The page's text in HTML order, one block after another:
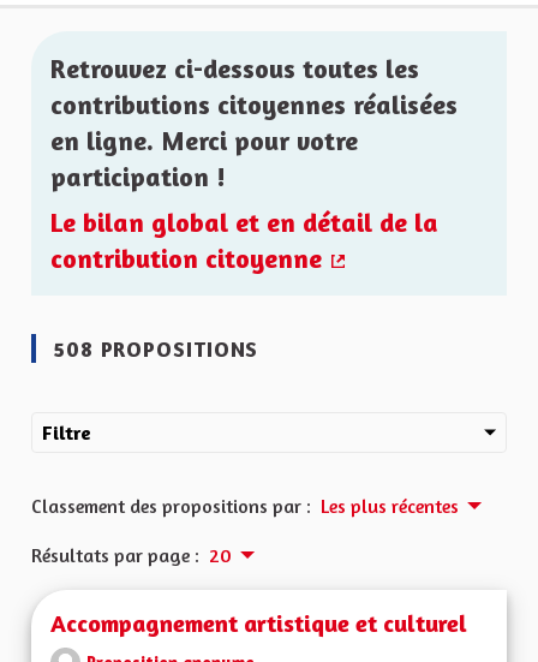
Retrouvez ci-dessous toutes les
contributions citoyennes réalisées
en ligne. Merci pour votre
participation !
Le bilan global et en détail de la
contribution citoyenne
508 PROPOSITIONS
Filtre
Classement des propositions par : Les plus récentes
Résultats par page : 20
Accompagnement artistique et culturel